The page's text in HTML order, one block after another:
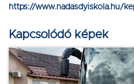
https://www.nadasdyiskola.hu/
Kapcsolódó képek